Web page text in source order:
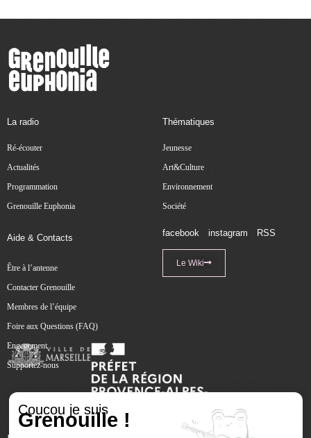
La radio
Ré-écouter
Actualités
Programmation
Grenouille Euphonia
Thématiques
Jeunesse
Art&Culture
Environnement
Société
Aide & Contacts
Être à l’antenne
Contacter Grenouille
Membres de l’équipe
Foire aux Questions (FAQ)
Engagement
Supportez-nous
facebook instagram RSS
Le Wiki
Coucou je suis
Grenouille !